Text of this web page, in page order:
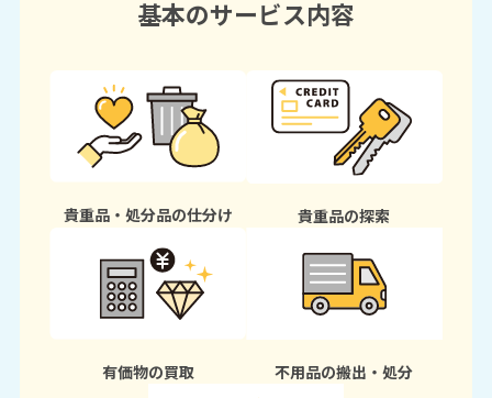
基本のサービス内容
貴重品・処分品の仕分け 貴重品の探索
有価物の買取 不用品の搬出・処分